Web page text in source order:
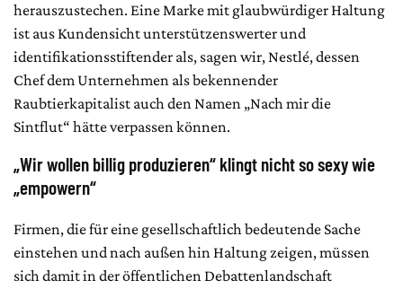
herauszustechen. Eine Marke mit glaubwürdiger Haltung
ist aus Kundensicht unterstützenswerter und
identifikationsstiftender als, sagen wir, Nestlé, dessen
Chef dem Unternehmen als bekennender
Raubtierkapitalist auch den Namen „Nach mir die
Sintflut“ hätte verpassen können.
„Wir wollen billig produzieren“ klingt nicht so sexy wie
„empowern“
Firmen, die für eine gesellschaftlich bedeutende Sache
einstehen und nach außen hin Haltung zeigen, müssen
sich damit in der öffentlichen Debattenlandschaft